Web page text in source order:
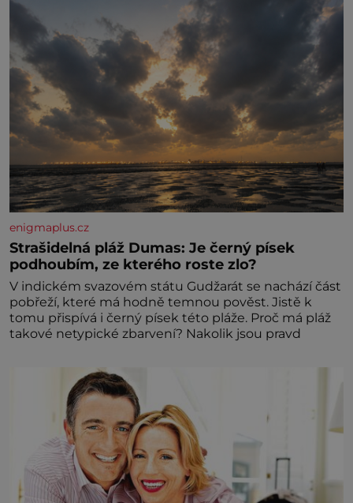
enigmaplus.cz
Strašidelná pláž Dumas: Je černý písek
podhoubím, ze kterého roste zlo?
V indickém svazovém státu Gudžarát se nachází část
pobřeží, které má hodně temnou pověst. Jistě k
tomu přispívá i černý písek této pláže. Proč má pláž
takové netypické zbarvení? Nakolik jsou pravd